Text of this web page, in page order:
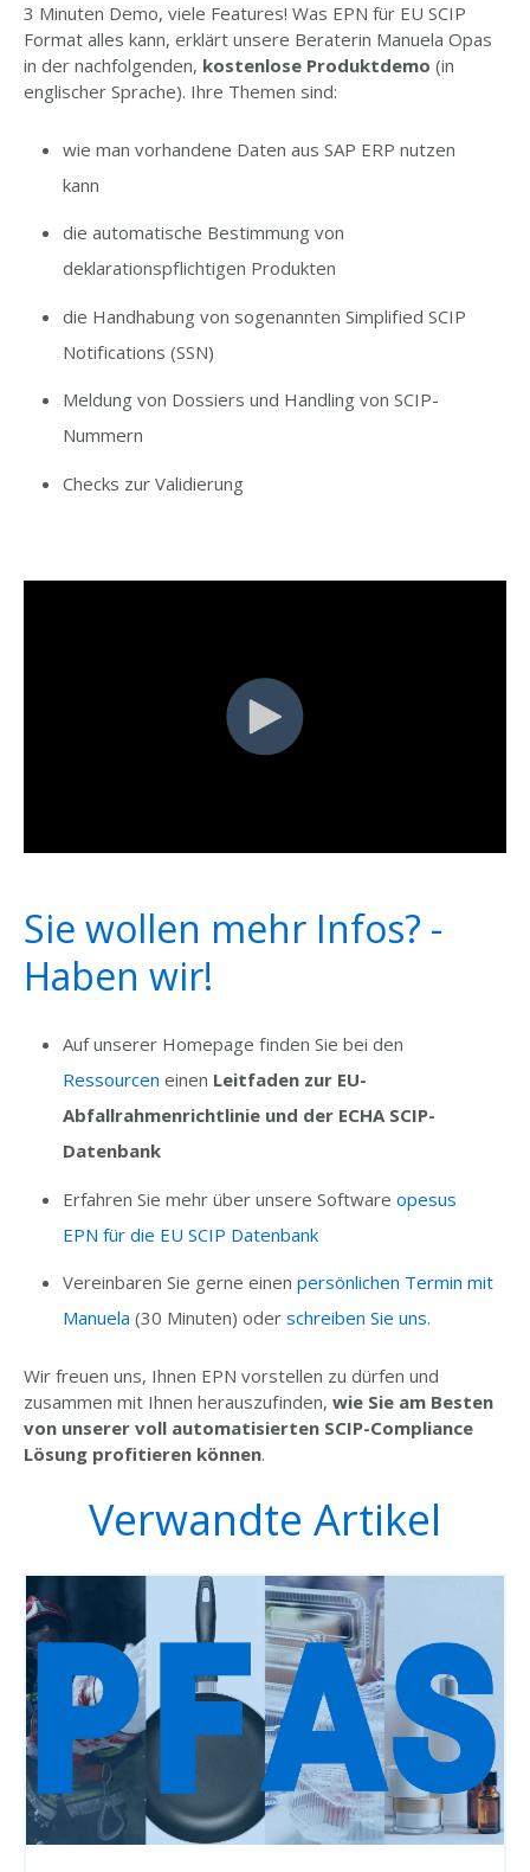
3 Minuten Demo, viele Features! Was EPN für EU SCIP
Format alles kann, erklärt unsere Beraterin Manuela Opas
in der nachfolgenden, kostenlose Produktdemo (in
englischer Sprache). Ihre Themen sind:
wie man vorhandene Daten aus SAP ERP nutzen
kann
die automatische Bestimmung von
deklarationspflichtigen Produkten
die Handhabung von sogenannten Simplified SCIP
Notifications (SSN)
Meldung von Dossiers und Handling von SCIP-
Nummern
Checks zur Validierung
Sie wollen mehr Infos? -
Haben wir!
Auf unserer Homepage finden Sie bei den
Ressourcen einen Leitfaden zur EU-
Abfallrahmenrichtlinie und der ECHA SCIP-
Datenbank
Erfahren Sie mehr über unsere Software opesus
EPN für die EU SCIP Datenbank
Vereinbaren Sie gerne einen persönlichen Termin mit
Manuela (30 Minuten) oder schreiben Sie uns.
Wir freuen uns, Ihnen EPN vorstellen zu dürfen und
zusammen mit Ihnen herauszufinden, wie Sie am Besten
von unserer voll automatisierten SCIP-Compliance
Lösung profitieren können.
Verwandte Artikel